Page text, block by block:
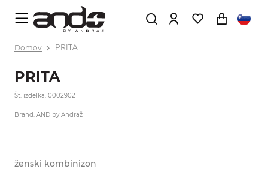
Domov PRITA
PRITA
Št. izdelka: 0002902
Brand: AND by Andraž
ženski kombinizon